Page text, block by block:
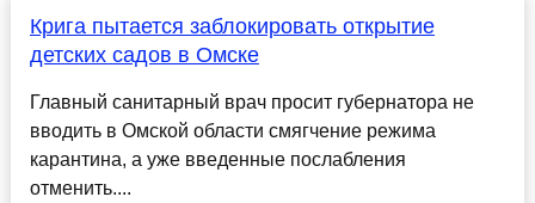
Крига пытается заблокировать открытие
детских садов в Омске
Главный санитарный врач просит губернатора не
вводить в Омской области смягчение режима
карантина, а уже введенные послабления
отменить....